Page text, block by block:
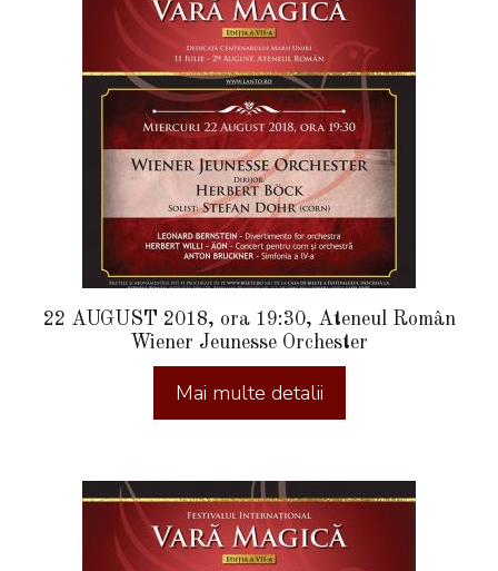
22 AUGUST 2018, ora 19:30, Ateneul Român
Wiener Jeunesse Orchester